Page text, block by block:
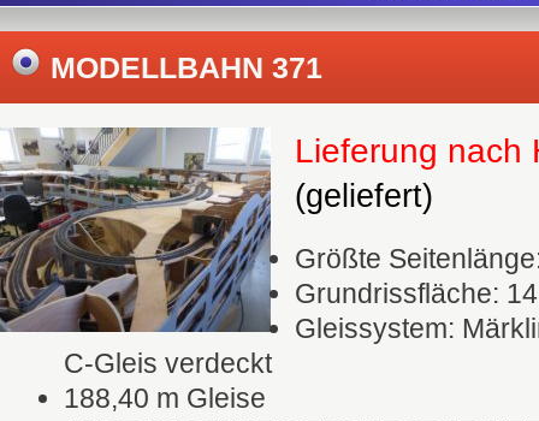
MODELLBAHN 371
Lieferung
(geliefert)
Größte
Grundrissfläche:
Gleissystem:
C-Gleis verdeckt
188,40 m Gleise